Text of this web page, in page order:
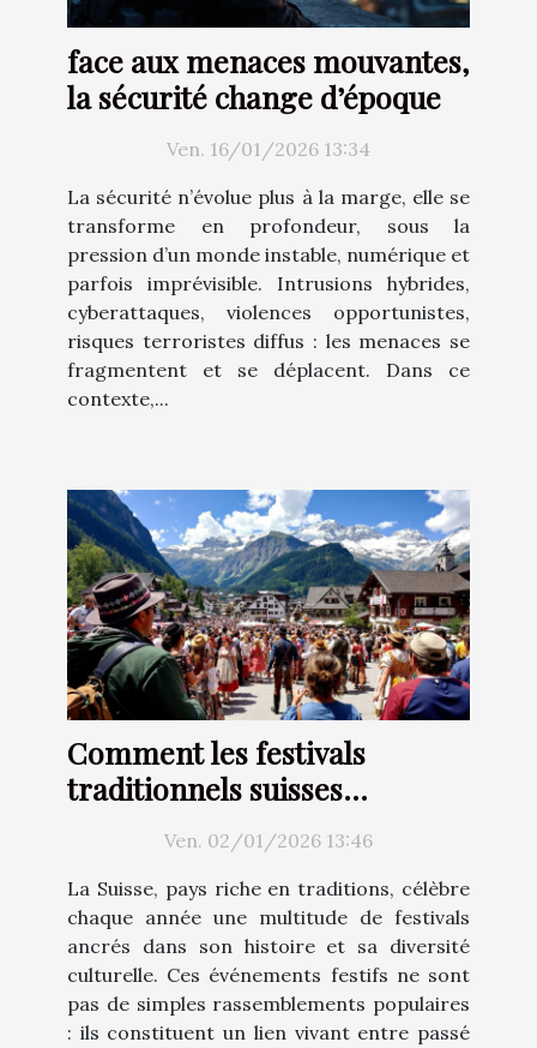
face aux menaces mouvantes,
la sécurité change d’époque
Ven. 16/01/2026 13:34
La sécurité n’évolue plus à la marge, elle se
transforme en profondeur, sous la
pression d’un monde instable, numérique et
parfois imprévisible. Intrusions hybrides,
cyberattaques, violences opportunistes,
risques terroristes diffus : les menaces se
fragmentent et se déplacent. Dans ce
contexte,...
Comment les festivals
traditionnels suisses
renforcent-ils l'identité
culturelle ?Ven. 02/01/2026 13:46
La Suisse, pays riche en traditions, célèbre
chaque année une multitude de festivals
ancrés dans son histoire et sa diversité
culturelle. Ces événements festifs ne sont
pas de simples rassemblements populaires
: ils constituent un lien vivant entre passé